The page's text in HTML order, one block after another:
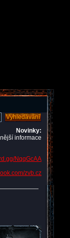
Novinky:
informace
NqqGcAA
zvb.cz